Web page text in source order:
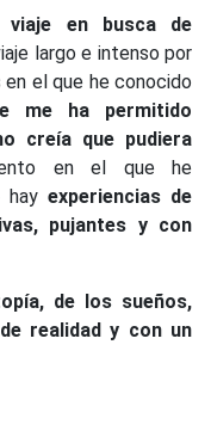
viaje en busca de
largo e intenso por
el que he conocido
me ha permitido
creía que pudiera
en el que he
hay experiencias de
pujantes y con
de los sueños,
realidad y con un